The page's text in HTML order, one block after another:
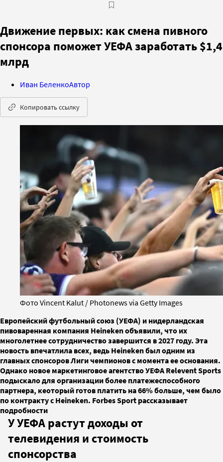
Движение первых: как смена пивного
спонсора поможет УЕФА заработать $1,4
млрд
Иван БеленкоАвтор
Копировать ссылку
Фото Vincent Kalut / Photonews via Getty Images
Европейский футбольный союз (УЕФА) и нидерландская
пивоваренная компания Heineken объявили, что их
многолетнее сотрудничество завершится в 2027 году. Эта
новость впечатлила всех, ведь Heineken был одним из
главных спонсоров Лиги чемпионов с момента ее основания.
Однако новое маркетинговое агентство УЕФА Relevent Sports
подыскало для организации более платежеспособного
партнера, кеоторый готов платить на 66% больше, чем было
по контракту с Heineken. Forbes Sport рассказывает
подробности
У УЕФА растут доходы от
телевидения и стоимость
спонсорства